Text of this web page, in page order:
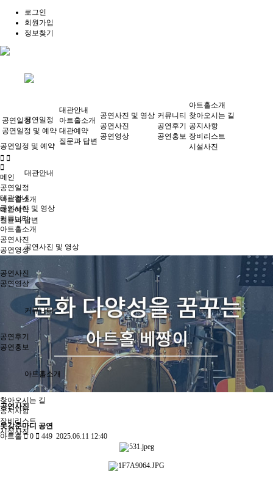
로그인
회원가입
정보찾기
공연일정
공연일정 및 예약
대관안내
아트홀소개
대관예약
질문과 답변
공연사진 및 영상
공연사진
공연영상
커뮤니티
공연후기
공연홍보
아트홀소개
찾아오시는 길
공지사항
장비리스트
시설사진
공연일정
공연일정 및 예약
대관안내
아트홀소개
대관예약
질문과 답변
공연사진 및 영상
공연사진
공연영상
커뮤니티
공연후기
공연홍보
아트홀소개
찾아오시는 길
공지사항
장비리스트
시설사진
메인
공연일정
대관안내
공연사진 및 영상
커뮤니티
아트홀소개
공연사진
공연영상
Previous
Next
공연사진
못갖춘마디 공연
아트홀
0 449 2025.06.11 12:40